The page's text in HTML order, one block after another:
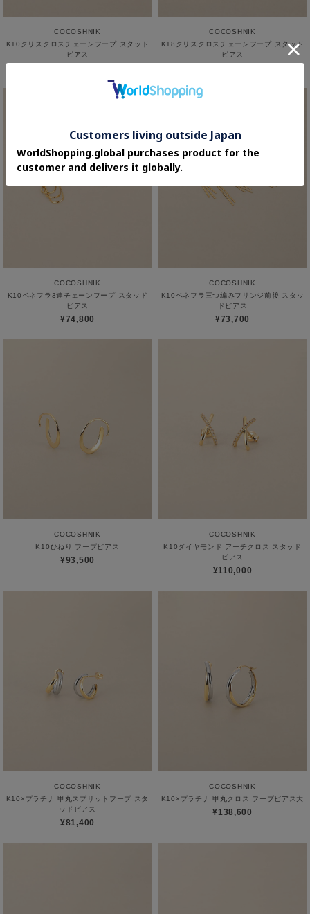
COCOSHNIK
K10クリスクロスチェーンフープ スタッド
ピアス
COCOSHNIK
K18クリスクロスチェーンフープ スタッド
ピアス
COCOSHNIK
K10ベネフラ3連チェーンフープ スタッド
ピアス
¥74,800
COCOSHNIK
K10ベネフラ三つ編みフリンジ前後 スタッ
ドピアス
¥73,700
COCOSHNIK
K10ひねり フープピアス
¥93,500
COCOSHNIK
K10ダイヤモンド アーチクロス スタッド
ピアス
¥110,000
COCOSHNIK
K10×プラチナ 甲丸スプリットフープ スタ
ッドピアス
¥81,400
COCOSHNIK
K10×プラチナ 甲丸クロス フープピアス大
¥138,600